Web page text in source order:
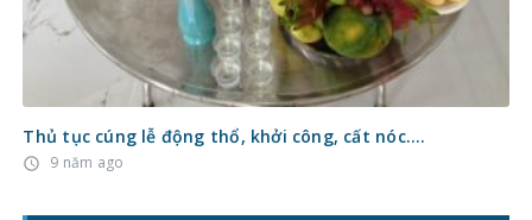
Thủ tục cúng lễ động thổ, khởi công, cất nóc….
access_time 9 năm ago